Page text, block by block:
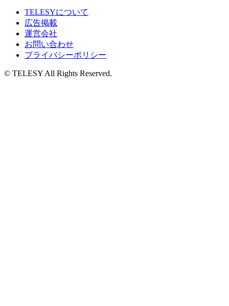
TELESYについて
広告掲載
運営会社
お問い合わせ
プライバシーポリシー
© TELESY All Rights Reserved.